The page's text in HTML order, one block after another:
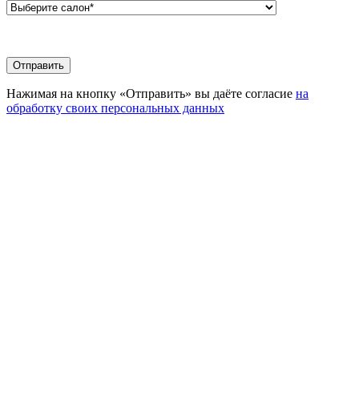
Нажимая на кнопку «Отправить» вы даёте согласие на
обработку своих персональных данных